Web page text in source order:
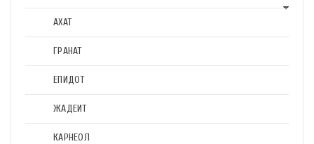
АХАТ
ГРАНАТ
ЕПИДОТ
ЖАДЕИТ
КАРНЕОЛ